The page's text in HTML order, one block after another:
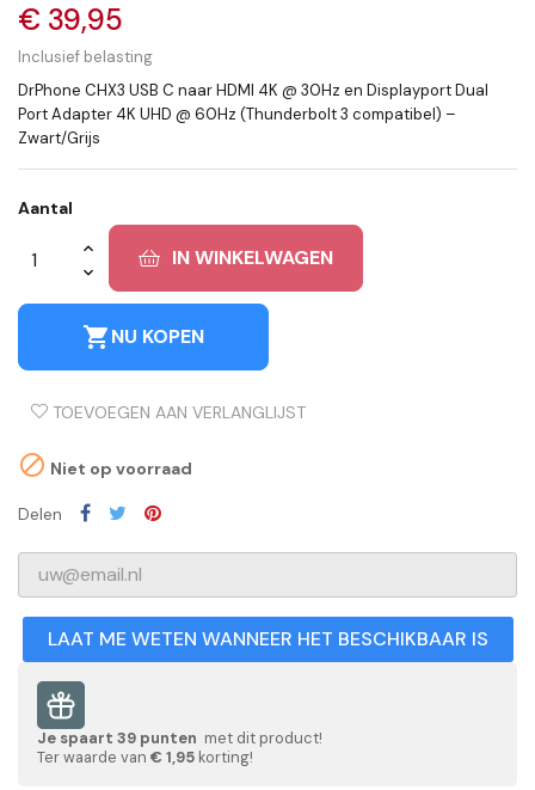
€ 39,95
Inclusief belasting
DrPhone CHX3 USB C naar HDMI 4K @ 30Hz en Displayport Dual
Port Adapter 4K UHD @ 60Hz (Thunderbolt 3 compatibel) –
Zwart/Grijs
Aantal
IN WINKELWAGEN
shopping_cartNU KOPEN
TOEVOEGEN AAN VERLANGLIJST
 Niet op voorraad
Delen
LAAT ME WETEN WANNEER HET BESCHIKBAAR IS
Je spaart 39 punten met dit product!
Ter waarde van € 1,95 korting!